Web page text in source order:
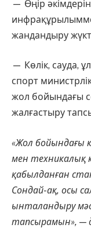
— Өңір
жандандыру
— Көлік, сауда,
спорт
жол бойындағы
жалғастыру
«Жол бойындағы
мен техникалық
қабылданған
Сондай-ақ, осы
ынталандыру
тапсырамын», —